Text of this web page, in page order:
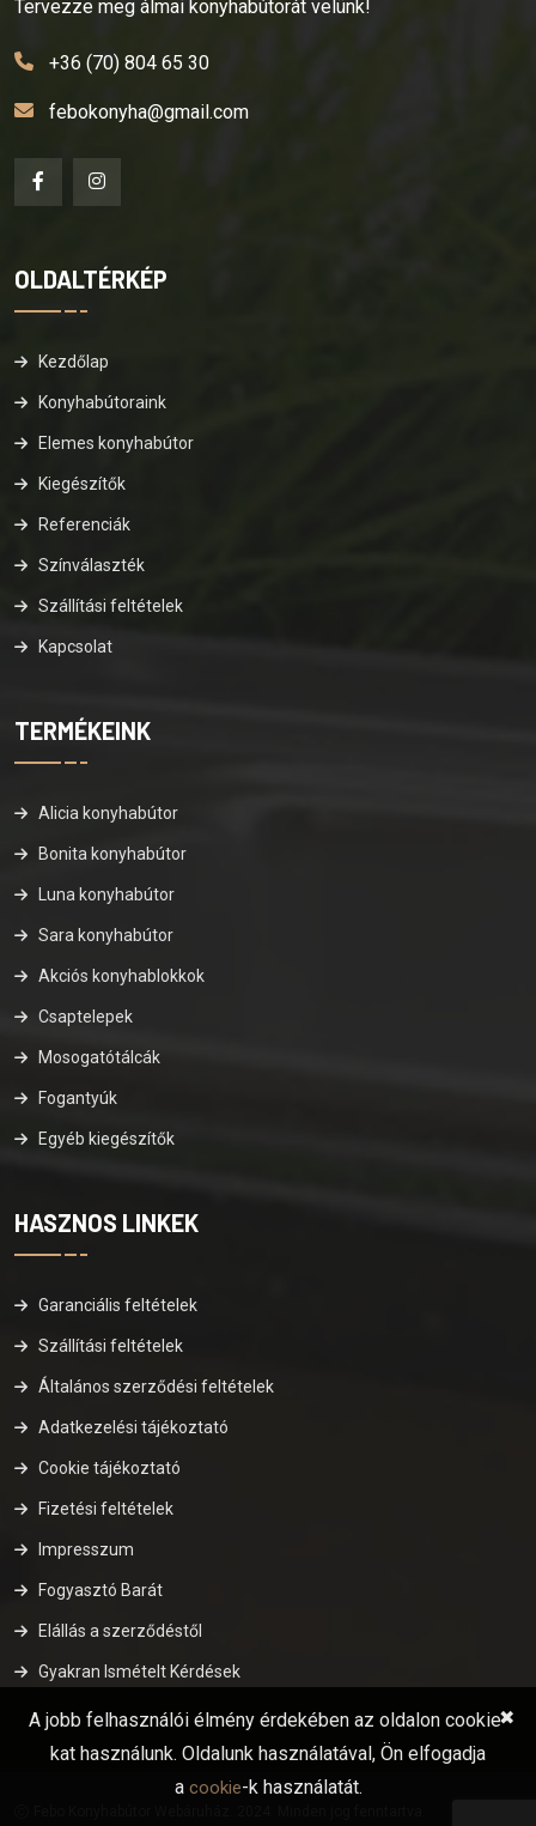
Tervezze meg álmai konyhabútorát velünk!
+36 (70) 804 65 30
febokonyha@gmail.com
OLDALTÉRKÉP
Kezdőlap
Konyhabútoraink
Elemes konyhabútor
Kiegészítők
Referenciák
Színválaszték
Szállítási feltételek
Kapcsolat
TERMÉKEINK
Alicia konyhabútor
Bonita konyhabútor
Luna konyhabútor
Sara konyhabútor
Akciós konyhablokkok
Csaptelepek
Mosogatótálcák
Fogantyúk
Egyéb kiegészítők
HASZNOS LINKEK
Garanciális feltételek
Szállítási feltételek
Általános szerződési feltételek
Adatkezelési tájékoztató
Cookie tájékoztató
Fizetési feltételek
Impresszum
Fogyasztó Barát
Elállás a szerződéstől
Gyakran Ismételt Kérdések
A jobb felhasználói élmény érdekében az oldalon cookie-
kat használunk. Oldalunk használatával, Ön elfogadja
a cookie-k használatát.
✖